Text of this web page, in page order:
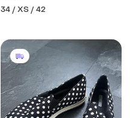
34 / XS / 42